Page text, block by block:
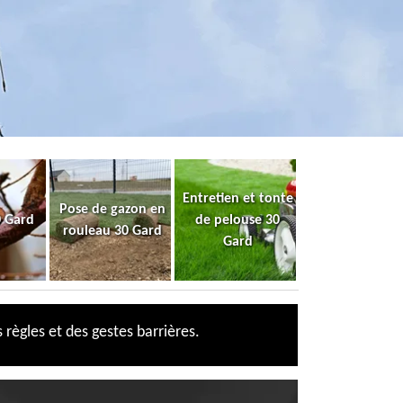
Pose de gazon en
rouleau 30 Gard
Entretien et tonte
de pelouse 30
Gard
et des gestes barrières.